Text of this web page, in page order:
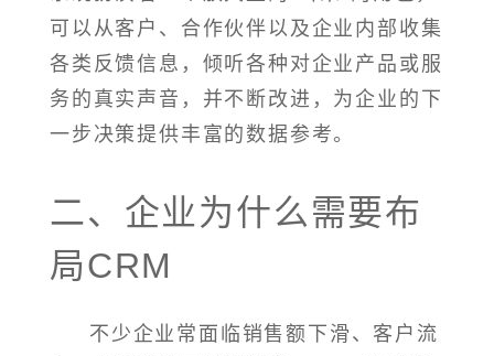
可以从客户、合作伙伴以及企业内部收集
各类反馈信息，倾听各种对企业产品或服
务的真实声音，并不断改进，为企业的下
一步决策提供丰富的数据参考。
二、企业为什么需要布
局CRM
不少企业常面临销售额下滑、客户流